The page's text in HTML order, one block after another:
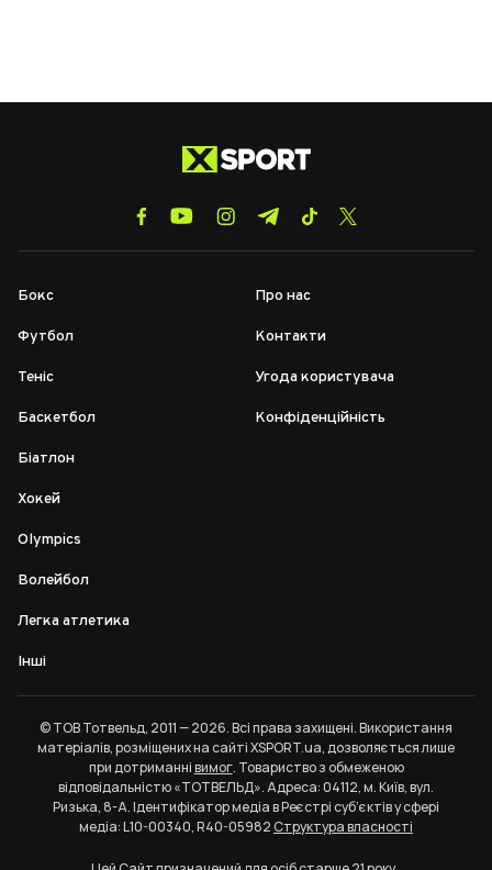
Бокс
Футбол
Теніс
Баскетбол
Біатлон
Хокей
Olympics
Волейбол
Легка атлетика
Інші
Про нас
Контакти
Угода користувача
Конфіденційність
© ТОВ Тотвельд, 2011 — 2026. Всі права захищені. Використання
матеріалів, розміщених на сайті XSPORT.ua, дозволяється лише
при дотриманнівимог. Товариство з обмеженою
відповідальністю «ТОТВЕЛЬД». Адреса: 04112, м. Київ, вул.
Ризька, 8-А. Ідентифікатор медіа в Реєстрі суб’єктів у сфері
медіа: L10-00340, R40-05982Структура власності